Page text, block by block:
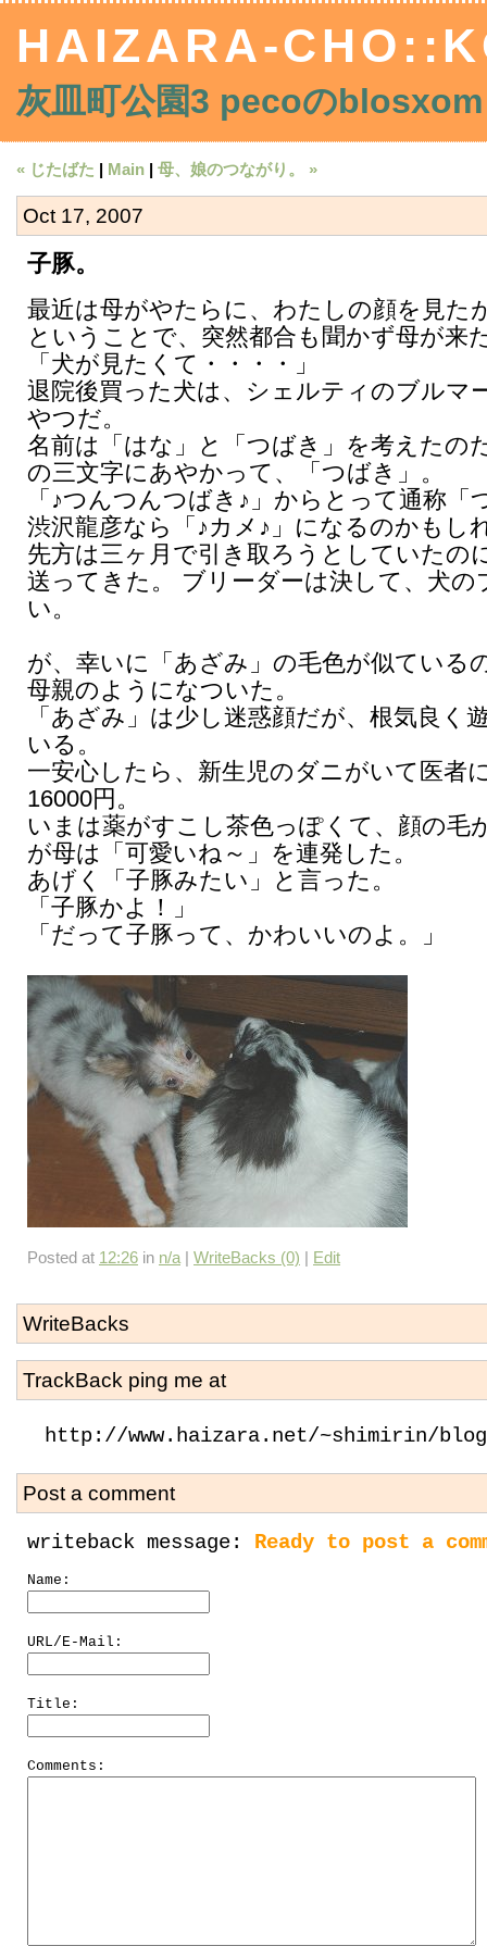
HAIZARA-
灰皿町公園3 pecoの
« じたばた | Main | 母、娘のつながり。 »
Oct 17, 2007
子豚。
最近は母がやたらに、わたしの顔を見た
ということで、突然都合も聞かず母が来
「犬が見たくて・・・・」
退院後買った犬は、シェルティのブルマ
やつだ。
名前は「はな」と「つばき」を考えたの
の三文字にあやかって、「つばき」。
「♪つんつんつばき♪」からとって通称「
渋沢龍彦なら「♪カメ♪」になるのかもし
先方は三ヶ月で引き取ろうとしていたの
送ってきた。 ブリーダーは決して、犬の
い。
が、幸いに「あざみ」の毛色が似ている
母親のようになついた。
「あざみ」は少し迷惑顔だが、根気良く
いる。
一安心したら、新生児のダニがいて医者
16000円。
いまは薬がすこし茶色っぽくて、顔の毛
が母は「可愛いね～」を連発した。
あげく「子豚みたい」と言った。
「子豚かよ！」
「だって子豚って、かわいいのよ。」
Posted at 12:26 in n/a | WriteBacks (0) | Edit
WriteBacks
TrackBack ping me at
http://www.haizara.net/~shimirin/blog/
Post a comment
writeback message: Ready to post a
Name:
URL/E-Mail:
Title:
Comments: